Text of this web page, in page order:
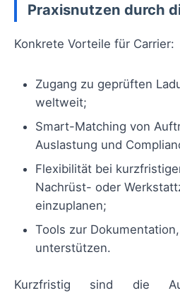
Praxisnutzen durch
Konkrete Vorteile für Carrier:
Zugang zu geprüften
weltweit;
Smart-Matching von
Auslastung und
Flexibilität bei
Nachrüst- oder
einzuplanen;
Tools zur
unterstützen.
Kurzfristig sind die